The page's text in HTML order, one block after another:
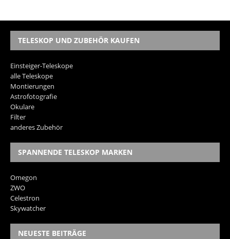
TELESKOP UND ZUBEHÖR KAUFEN
Einsteiger-Teleskope
alle Teleskope
Montierungen
Astrofotografie
Okulare
Filter
anderes Zubehör
SPANNENDE TELESKOP MARKEN
Omegon
ZWO
Celestron
Skywatcher
NEUESTE BEITRÄGE